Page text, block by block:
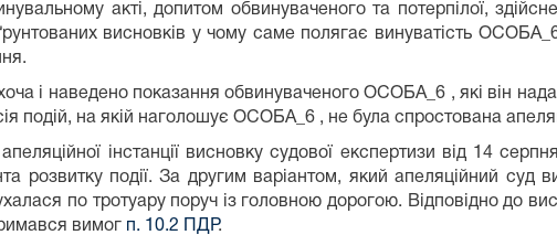
акті, допитом обвинуваченого та потерпілої,
висновків у чому саме полягає винуватість
і наведено показання обвинуваченого ОСОБА_6 , які він
подій, на якій наголошує ОСОБА_6 , не була спростована
інстанції висновку судової експертизи від 14
розвитку події. За другим варіантом, який апеляційний суд
по тротуару поруч із головною дорогою. Відповідно до
вимог п. 10.2 ПДР.